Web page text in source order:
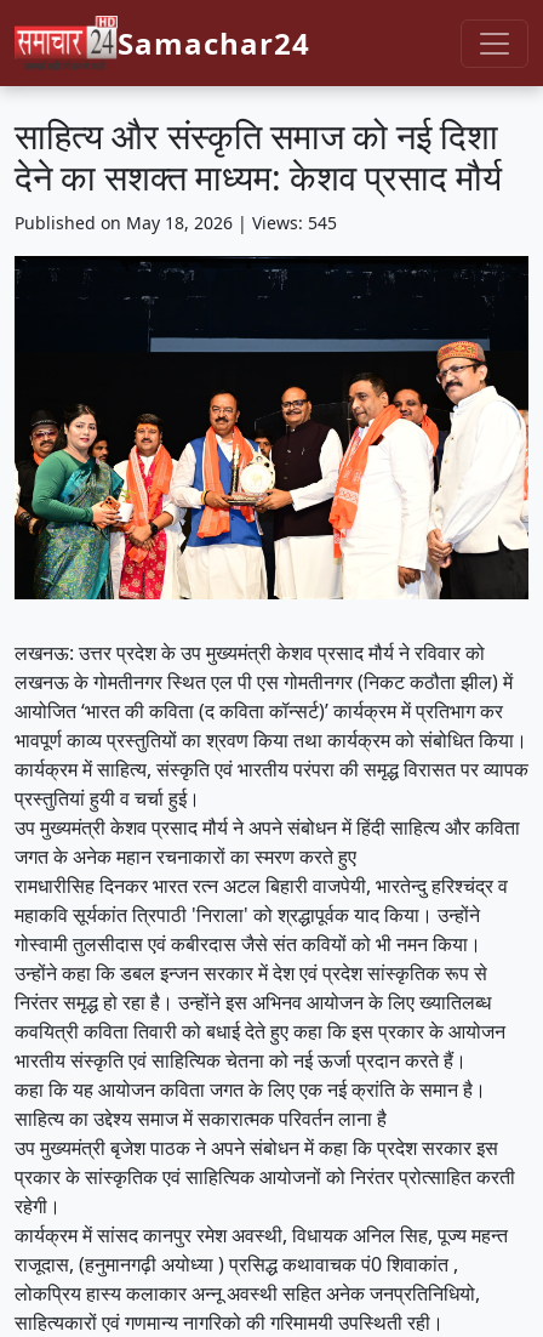
Samachar24
साहित्य और संस्कृति समाज को नई दिशा
देने का सशक्त माध्यम: केशव प्रसाद मौर्य
Published on May 18, 2026 | Views: 545
लखनऊ: उत्तर प्रदेश के उप मुख्यमंत्री केशव प्रसाद मौर्य ने रविवार को
लखनऊ के गोमतीनगर स्थित एल पी एस गोमतीनगर (निकट कठौता झील) में
आयोजित ‘भारत की कविता (द कविता कॉन्सर्ट)’ कार्यक्रम में प्रतिभाग कर
भावपूर्ण काव्य प्रस्तुतियों का श्रवण किया तथा कार्यक्रम को संबोधित किया।
कार्यक्रम में साहित्य, संस्कृति एवं भारतीय परंपरा की समृद्ध विरासत पर व्यापक
प्रस्तुतियां हुयी व चर्चा हुई।
उप मुख्यमंत्री केशव प्रसाद मौर्य ने अपने संबोधन में हिंदी साहित्य और कविता
जगत के अनेक महान रचनाकारों का स्मरण करते हुए
रामधारीसिह दिनकर भारत रत्न अटल बिहारी वाजपेयी, भारतेन्दु हरिश्चंद्र व
महाकवि सूर्यकांत त्रिपाठी 'निराला' को श्रद्धापूर्वक याद किया। उन्होंने
गोस्वामी तुलसीदास एवं कबीरदास जैसे संत कवियों को भी नमन किया।
उन्होंने कहा कि डबल इन्जन सरकार में देश एवं प्रदेश सांस्कृतिक रूप से
निरंतर समृद्ध हो रहा है। उन्होंने इस अभिनव आयोजन के लिए ख्यातिलब्ध
कवयित्री कविता तिवारी को बधाई देते हुए कहा कि इस प्रकार के आयोजन
भारतीय संस्कृति एवं साहित्यिक चेतना को नई ऊर्जा प्रदान करते हैं।
कहा कि यह आयोजन कविता जगत के लिए एक नई क्रांति के समान है।
साहित्य का उद्देश्य समाज में सकारात्मक परिवर्तन लाना है
उप मुख्यमंत्री बृजेश पाठक ने अपने संबोधन में कहा कि प्रदेश सरकार इस
प्रकार के सांस्कृतिक एवं साहित्यिक आयोजनों को निरंतर प्रोत्साहित करती
रहेगी।
कार्यक्रम में सांसद कानपुर रमेश अवस्थी, विधायक अनिल सिह, पूज्य महन्त
राजूदास, (हनुमानगढ़ी अयोध्या ) प्रसिद्ध कथावाचक पं0 शिवाकांत ,
लोकप्रिय हास्य कलाकार अन्नू अवस्थी सहित अनेक जनप्रतिनिधियो,
साहित्यकारों एवं गणमान्य नागरिको की गरिमामयी उपस्थिती रही।